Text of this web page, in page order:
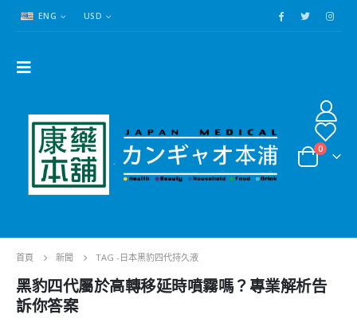
ENG USD
0
首頁 新聞 TAG - 日本黑豹四代持久液
黑豹四代屬於高轉移延時噴霧嗎？專業解析告
訴你答案